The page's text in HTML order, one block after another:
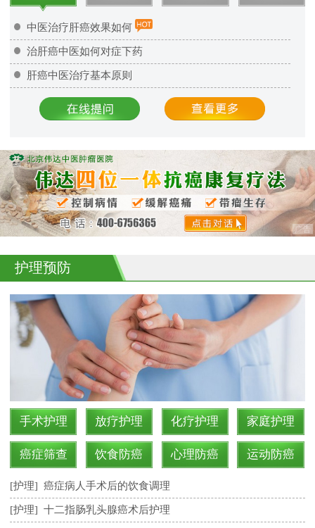
中医治疗肝癌效果如何
治肝癌中医如何对症下药
肝癌中医治疗基本原则
护理预防
手术护理 放疗护理 化疗护理 家庭护理
癌症筛查 饮食防癌 心理防癌 运动防癌
[护理] 癌症病人手术后的饮食调理
[护理] 十二指肠乳头腺癌术后护理